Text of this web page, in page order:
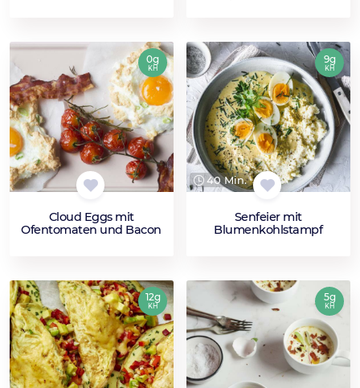
Cloud Eggs mit
Ofentomaten und Bacon
0g
KH
40 Min.
Senfeier mit
Blumenkohlstampf
9g
KH
12g
KH
5g
KH